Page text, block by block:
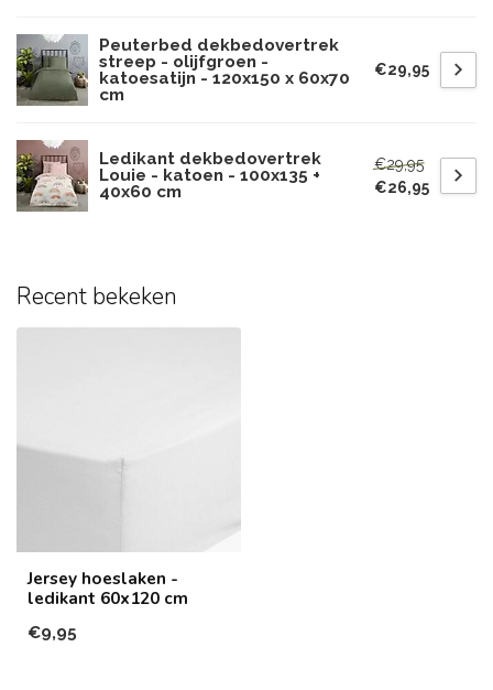
Peuterbed dekbedovertrek
streep - olijfgroen -
katoesatijn - 120x150 x 60x70
cm
€29,95
Ledikant dekbedovertrek
Louie - katoen - 100x135 +
40x60 cm
€29,95
€26,95
Recent bekeken
Jersey hoeslaken -
ledikant 60x120 cm
€9,95